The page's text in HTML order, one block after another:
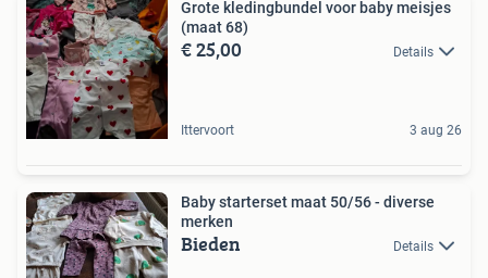
Grote kledingbundel voor baby meisjes
(maat 68)
€ 25,00 Details
Ittervoort 3 aug 26
Baby starterset maat 50/56 - diverse
merken
Bieden Details